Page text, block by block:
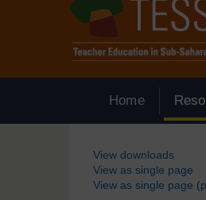
Home
Blocs
View downloads
View as single page
View as single page